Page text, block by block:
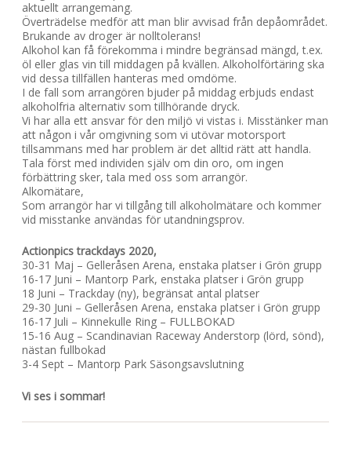
aktuellt arrangemang.
Överträdelse medför att man blir avvisad från depåområdet.
Brukande av droger är nolltolerans!
Alkohol kan få förekomma i mindre begränsad mängd, t.ex.
öl eller glas vin till middagen på kvällen. Alkoholförtäring ska
vid dessa tillfällen hanteras med omdöme.
I de fall som arrangören bjuder på middag erbjuds endast
alkoholfria alternativ som tillhörande dryck.
Vi har alla ett ansvar för den miljö vi vistas i. Misstänker man
att någon i vår omgivning som vi utövar motorsport
tillsammans med har problem är det alltid rätt att handla.
Tala först med individen själv om din oro, om ingen
förbättring sker, tala med oss som arrangör.
Alkomätare,
Som arrangör har vi tillgång till alkoholmätare och kommer
vid misstanke användas för utandningsprov.
Actionpics trackdays 2020,
30-31 Maj – Gelleråsen Arena, enstaka platser i Grön grupp
16-17 Juni – Mantorp Park, enstaka platser i Grön grupp
18 Juni – Trackday (ny), begränsat antal platser
29-30 Juni – Gelleråsen Arena, enstaka platser i Grön grupp
16-17 Juli – Kinnekulle Ring – FULLBOKAD
15-16 Aug – Scandinavian Raceway Anderstorp (lörd, sönd),
nästan fullbokad
3-4 Sept – Mantorp Park Säsongsavslutning
Vi ses i sommar!